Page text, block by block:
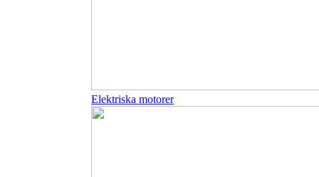
Elektriska motorer